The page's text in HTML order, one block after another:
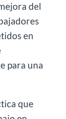
del
en
para una
que